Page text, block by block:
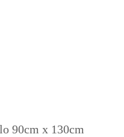
90cm x 130cm